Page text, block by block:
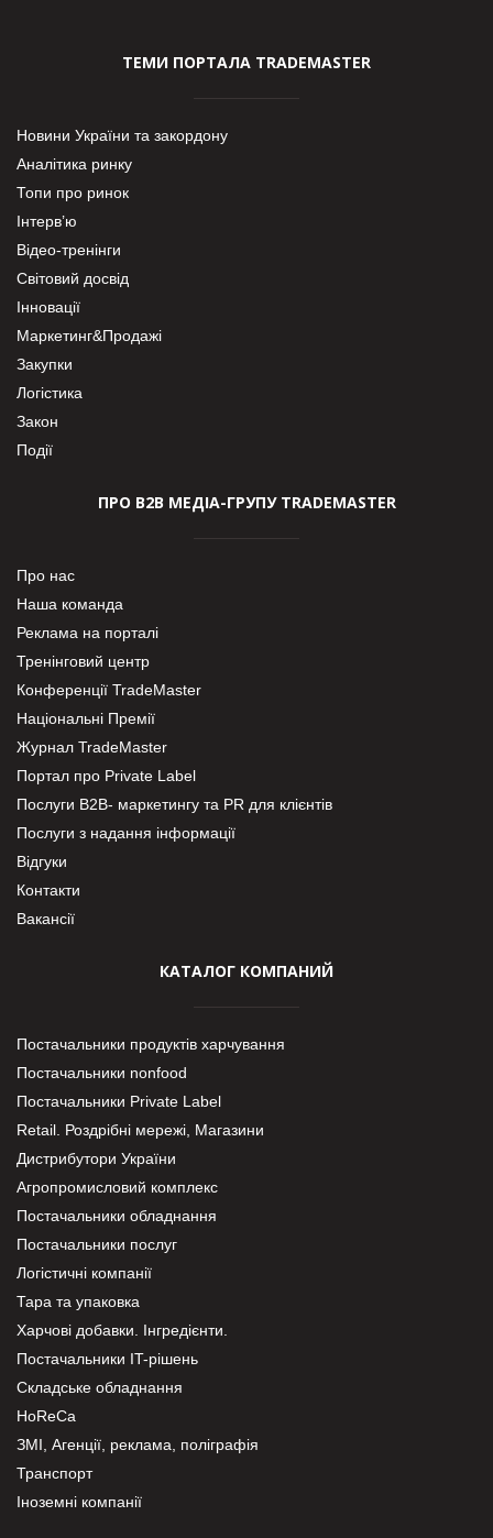
ТЕМИ ПОРТАЛА TRADEMASTER
Новини України та закордону
Аналітика ринку
Топи про ринок
Інтерв’ю
Відео-тренінги
Світовий досвід
Інновації
Маркетинг&Продажі
Закупки
Логістика
Закон
Події
ПРО В2В МЕДІА-ГРУПУ TRADEMASTER
Про нас
Наша команда
Реклама на порталі
Тренінговий центр
Конференції TradeMaster
Національні Премії
Журнал TradeMaster
Портал про Private Label
Послуги В2В- маркетингу та PR для клієнтів
Послуги з надання інформації
Відгуки
Контакти
Вакансії
КАТАЛОГ КОМПАНИЙ
Постачальники продуктів харчування
Постачальники nonfood
Постачальники Private Label
Retail. Роздрібні мережі, Магазини
Дистрибутори України
Агропромисловий комплекс
Постачальники обладнання
Постачальники послуг
Логістичні компанії
Тара та упаковка
Харчові добавки. Інгредієнти.
Постачальники IT-рішень
Складське обладнання
HoReCa
ЗМІ, Агенції, реклама, поліграфія
Транспорт
Іноземні компанії